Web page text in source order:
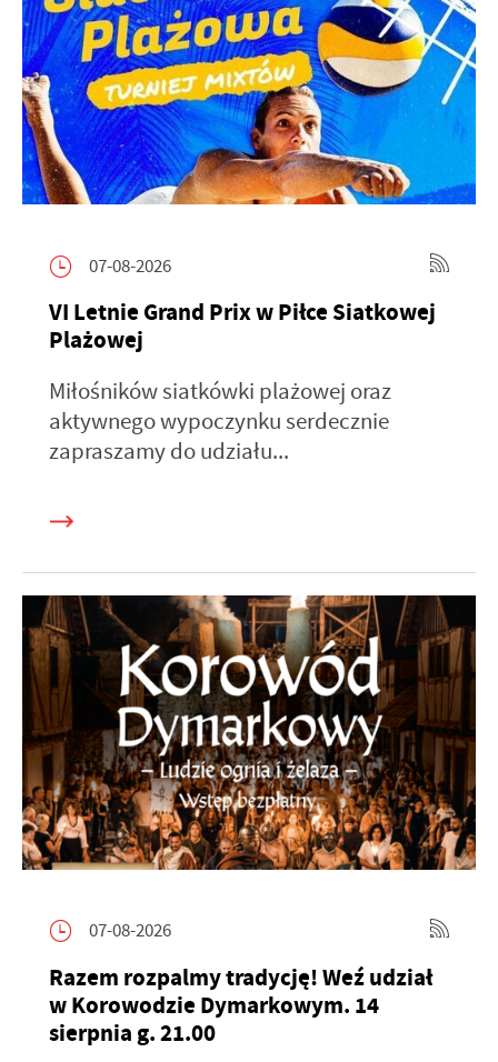
07-08-2026
VI Letnie Grand Prix w Piłce Siatkowej
Plażowej
Miłośników siatkówki plażowej oraz
aktywnego wypoczynku serdecznie
zapraszamy do udziału...
07-08-2026
Razem rozpalmy tradycję! Weź udział
w Korowodzie Dymarkowym. 14
sierpnia g. 21.00